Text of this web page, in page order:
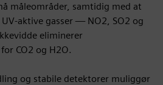
måleområder, samtidig med at
aktive gasser — NO2, SO2 og
eliminerer
CO2 og H2O.
og stabile detektorer muliggør